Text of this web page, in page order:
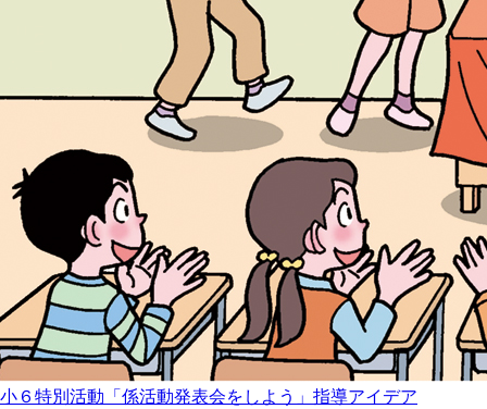
小６特別活動「係活動発表会をしよう」指導アイデア